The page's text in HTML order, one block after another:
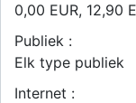
0,00 EUR, 12,90
Publiek :
Elk type publiek
Internet :